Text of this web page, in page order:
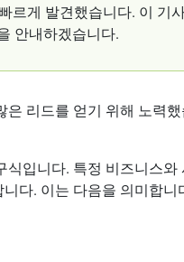
르게 발견했습니다. 이 기
안내하겠습니다.
리드를 얻기 위해 노력
입니다. 특정 비즈니스와
다. 이는 다음을 의미합니